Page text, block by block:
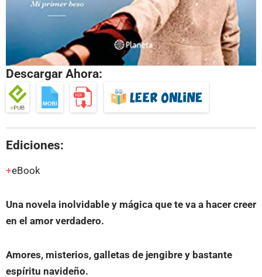
Descargar Ahora:
Ediciones:
eBook
Una novela inolvidable y mágica que te va a hacer creer
en el amor verdadero.
Amores, misterios, galletas de jengibre y bastante
espíritu navideño.